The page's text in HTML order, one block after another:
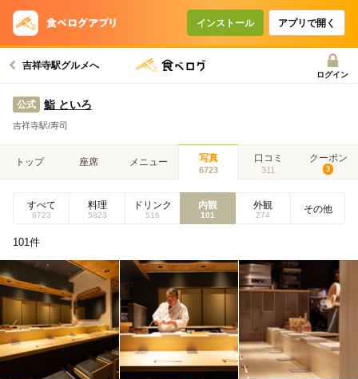
インストール アプリで開く
吉祥寺駅グルメへ
ログイン
公式 鮨 といろ
吉祥寺駅/寿司
トップ 座席 メニュー 写真
6723
口コミ
311
クーポン
3
すべて
6723
料理
5823
ドリンク
516
内観
101
外観
274
その他
101件